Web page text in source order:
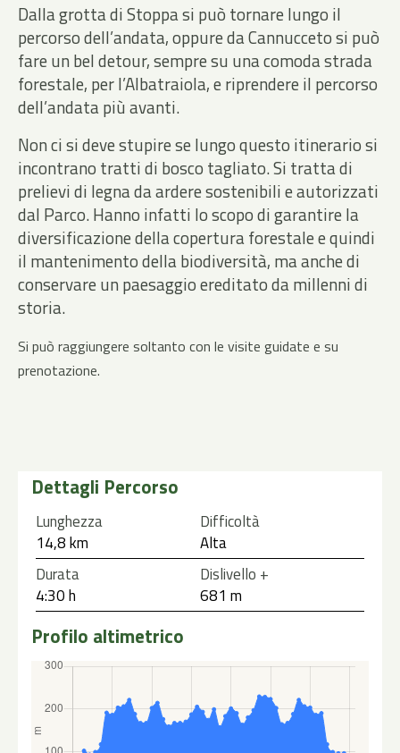
Dalla grotta di Stoppa si può tornare lungo il
percorso dell’andata, oppure da Cannucceto si può
fare un bel detour, sempre su una comoda strada
forestale, per l’Albatraiola, e riprendere il percorso
dell’andata più avanti.
Non ci si deve stupire se lungo questo itinerario si
incontrano tratti di bosco tagliato. Si tratta di
prelievi di legna da ardere sostenibili e autorizzati
dal Parco. Hanno infatti lo scopo di garantire la
diversificazione della copertura forestale e quindi
il mantenimento della biodiversità, ma anche di
conservare un paesaggio ereditato da millenni di
storia.
Si può raggiungere soltanto con le visite guidate e su
prenotazione.
Dettagli Percorso
14,8 km
lunghezza
Alta
difficoltà
4:30 h
durata
681 m
dislivello +
Profilo altimetrico